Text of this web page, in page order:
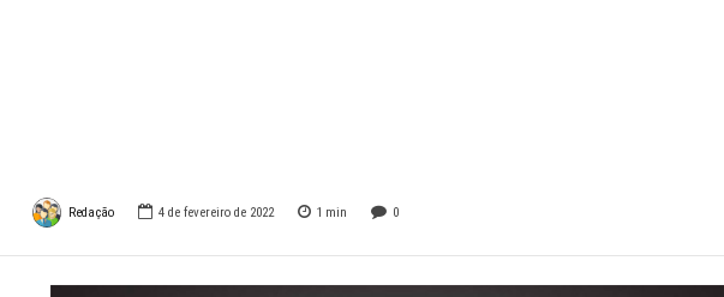
Redação 4 de fevereiro de 2022 1 min 0